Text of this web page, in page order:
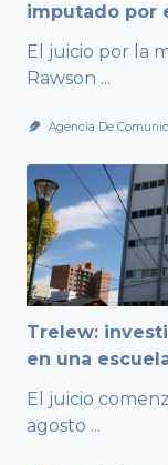
imputado por
El juicio por la
Rawson ...
Agencia De
Trelew:
en una
El juicio
agosto ...